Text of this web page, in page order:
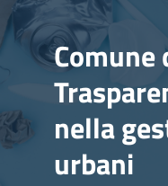
nella
urbani